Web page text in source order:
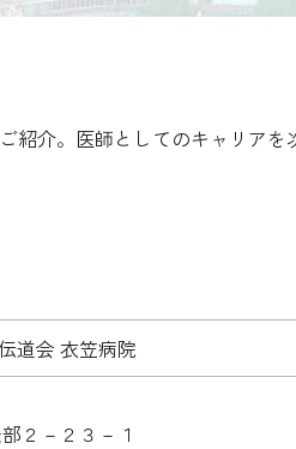
介。医師としてのキャリア
道会 衣笠病院
２－２３－１